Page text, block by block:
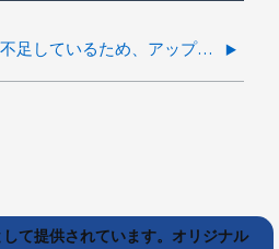
データストアのスペースが不足しているため、アップグレードの導入に失敗しました
て提供されています。オリジナル